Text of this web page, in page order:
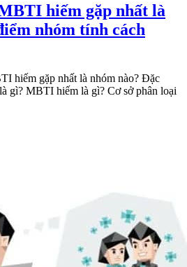
hiếm gặp nhất là
nhóm tính cách
hiếm gặp nhất là nhóm nào? Đặc
gì? MBTI hiếm là gì? Cơ sở phân loại